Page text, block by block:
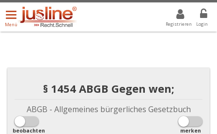
Registrieren Login
Menü
öffnen/schließen
Menü
ALLE DROPDOWN: GEWÄHLTER WERT IST ALLE
§ 1454 ABGB Gegen wen;
ABGB - Allgemeines bürgerliches Gesetzbuch
beobachten merken